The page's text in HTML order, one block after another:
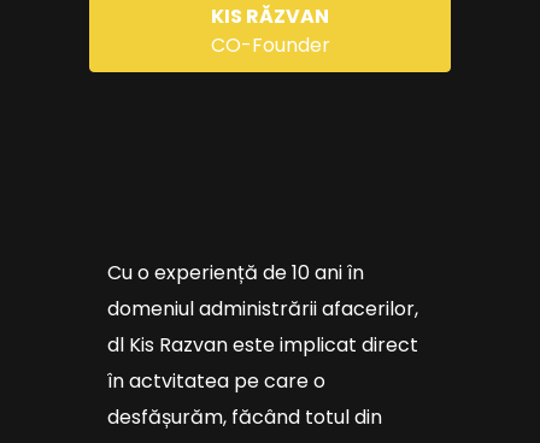
KIS RĂZVAN
CO-Founder
Cu o experiență de 10 ani în
domeniul administrării afacerilor,
dl Kis Razvan este implicat direct
în actvitatea pe care o
desfășurăm, făcând totul din